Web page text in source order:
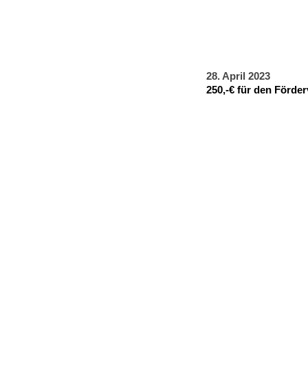
28. April 2023
250,-€ für den